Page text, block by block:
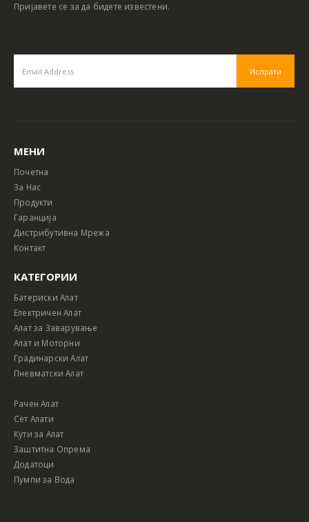
Пријавете се за да бидете известени.
МЕНИ
Почетна
За Нас
Продукти
Гаранција
Дистрибутивна Мрежа
Контакт
КАТЕГОРИИ
Батериски Алат
Електричен Алат
Алат за Заварување
Алат и Моторни
Градинарски Алат
Пневматски Алат
Рачен Алат
Сет Алати
Кути за Алат
Заштитна Опрема
Додатоци
Пумпи за Вода